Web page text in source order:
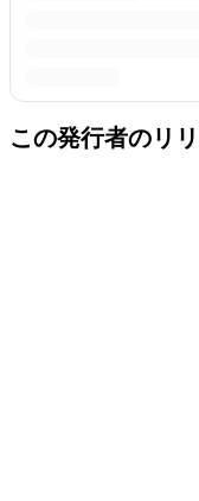
この発行者のリ